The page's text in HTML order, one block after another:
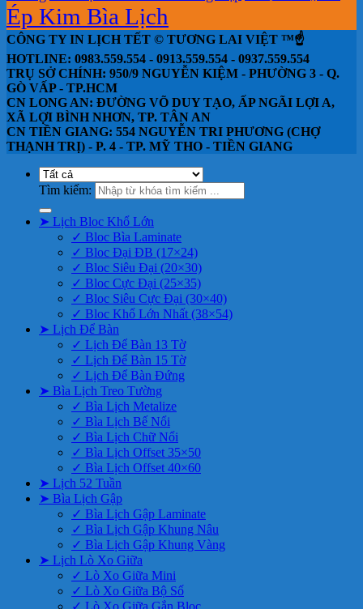
Ép Kim Bìa Lịch
CÔNG TY IN LỊCH TẾT © TƯƠNG LAI VIỆT ™☝️
HOTLINE: 0983.559.554 - 0913.559.554 - 0937.559.554
TRỤ SỞ CHÍNH: 950/9 NGUYỄN KIỆM - PHƯỜNG 3 - Q.
GÒ VẤP - TP.HCM
CN LONG AN: ĐƯỜNG VÕ DUY TẠO, ẤP NGÃI LỢI A,
XÃ LỢI BÌNH NHƠN, TP. TÂN AN
CN TIỀN GIANG: 554 NGUYỄN TRI PHƯƠNG (CHỢ
THẠNH TRỊ) - P. 4 - TP. MỸ THO - TIỀN GIANG
Tìm kiếm:
➤ Lịch Bloc Khổ Lớn
✓ Bloc Bìa Laminate
✓ Bloc Đại ĐB (17×24)
✓ Bloc Siêu Đại (20×30)
✓ Bloc Cực Đại (25×35)
✓ Bloc Siêu Cực Đại (30×40)
✓ Bloc Khổ Lớn Nhất (38×54)
➤ Lịch Để Bàn
✓ Lịch Để Bàn 13 Tờ
✓ Lịch Để Bàn 15 Tờ
✓ Lịch Để Bàn Đứng
➤ Bìa Lịch Treo Tường
✓ Bìa Lịch Metalize
✓ Bìa Lịch Bế Nổi
✓ Bìa Lịch Chữ Nổi
✓ Bìa Lịch Offset 35×50
✓ Bìa Lịch Offset 40×60
➤ Lịch 52 Tuần
➤ Bìa Lịch Gập
✓ Bìa Lịch Gập Laminate
✓ Bìa Lịch Gập Khung Nâu
✓ Bìa Lịch Gập Khung Vàng
➤ Lịch Lò Xo Giữa
✓ Lò Xo Giữa Mini
✓ Lò Xo Giữa Bộ Số
✓ Lò Xo Giữa Gắn Bloc